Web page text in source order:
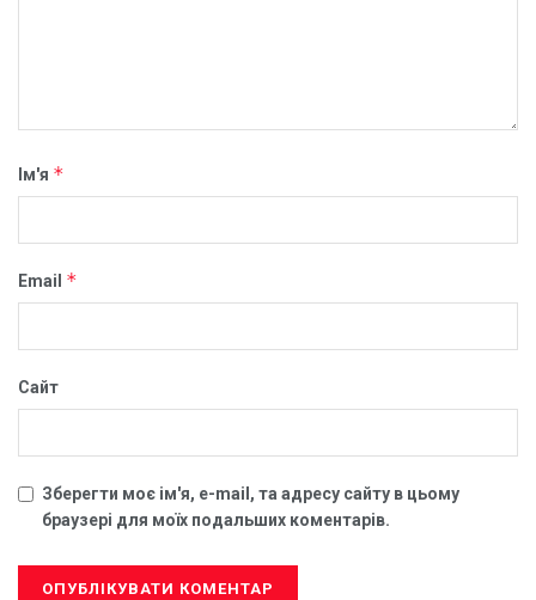
Ім'я *
Email *
Сайт
Зберегти моє ім'я, e-mail, та адресу сайту в цьому
браузері для моїх подальших коментарів.